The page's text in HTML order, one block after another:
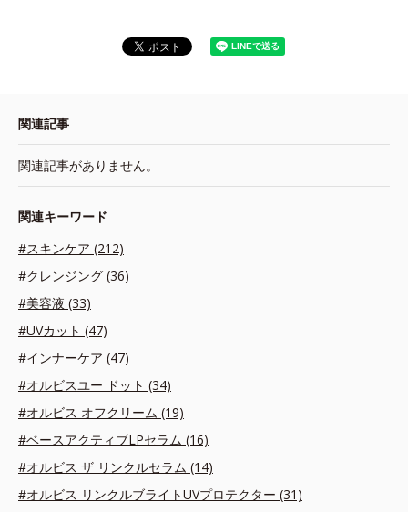
関連記事
関連記事がありません。
関連キーワード
#スキンケア (212)
#クレンジング (36)
#美容液 (33)
#UVカット (47)
#インナーケア (47)
#オルビスユー ドット (34)
#オルビス オフクリーム (19)
#ベースアクティブLPセラム (16)
#オルビス ザ リンクルセラム (14)
#オルビス リンクルブライトUVプロテクター (31)